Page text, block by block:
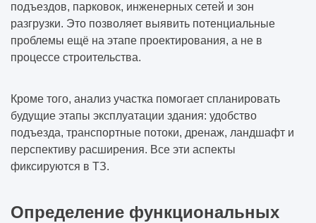
подъездов, парковок, инженерных сетей и зон
разгрузки. Это позволяет выявить потенциальные
проблемы ещё на этапе проектирования, а не в
процессе строительства.
Кроме того, анализ участка помогает спланировать
будущие этапы эксплуатации здания: удобство
подъезда, транспортные потоки, дренаж, ландшафт и
перспективу расширения. Все эти аспекты
фиксируются в ТЗ.
Определение функциональных